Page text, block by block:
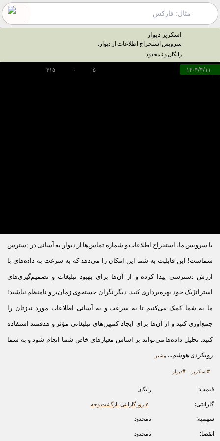
اسکرپر دیوار
سرویس استخراج اطلاعات از دیوار.
رایگان و نامحدود
۱۴۰۴/۴/۱۱ ۵ ۰ ۳۱۵
با سرویس ما، استخراج اطلاعات و شماره تماس‌ها از دیوار به آسانی در دسترس
شماست! این قابلیت به شما این امکان را می‌دهد که به سرعت به داده‌های با
ارزش دسترسی پیدا کرده و از آن‌ها برای بهبود تبلیغات و تصمیم‌گیری‌های
استراتژیک خود بهره‌برداری کنید. دیگر نگران جستجوی زمان‌بر و نامنظم نباشید!
ما به شما کمک می‌کنیم تا به سرعت و به آسانی اطلاعات مورد نیازتان را
جمع‌آوری کنید و از آن‌ها برای ایجاد کمپین‌های تبلیغاتی مؤثر و هدفمند استفاده
کنید. تحلیل داده‌ها می‌تواند بر اساس معیارهای خاص شما انجام شود و به شما
رویکردی هوشم... بیشتر
#اسکرپر #دیوار
قیمت: رایگان
گارانتی: ۷ روز گارانتی بازگشت وجه
سهمیه: نامحدود
انقضا: نامحدود